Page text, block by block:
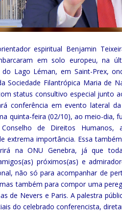
espiritual Benjamin
em solo europeu, na
Lago Léman, em Saint-Prex,
Sociedade Filantrópica Maria de
status consultivo especial junto
conferência em evento lateral
quinta-feira (02/10), ao meio-dia,
de Direitos Humanos,
extrema importância. Essa
na ONU Genebra, já que
próximos(as) e
não só para acompanhar de
também para compor uma
de Nevers e Paris. A palestra
do celebrado conferencista,